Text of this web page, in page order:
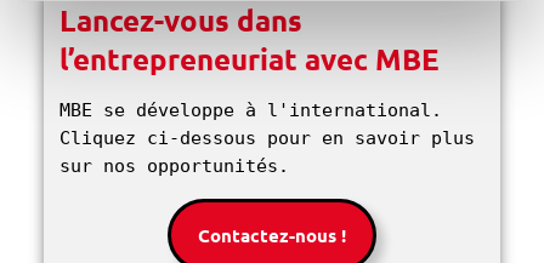
Lancez-vous dans
l’entrepreneuriat avec MBE
MBE se développe à l'international.
Cliquez ci-dessous pour en savoir plus
sur nos opportunités.
Contactez-nous !